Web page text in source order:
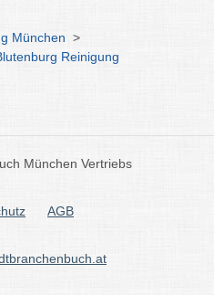
München >
Reinigung
München Vertriebs
AGB